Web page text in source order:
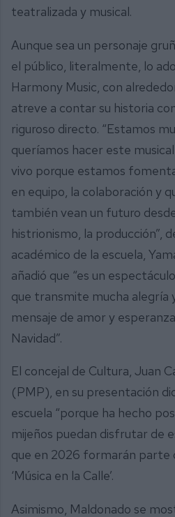
teatralizada y musical.
Aunque sea un personaje
el público, literalmente, lo
Harmony Music, con
atreve a contar su historia
riguroso directo. “Estamos
queríamos hacer este
vivo porque estamos
en equipo, la colaboración y
también vean un futuro
histrionismo, la producción”,
académico de la escuela,
añadió que “es un
que transmite mucha alegría
mensaje de amor y
Navidad”.
El concejal de Cultura, Juan
(PMP), en su presentación
escuela “porque ha hecho
mijeños puedan disfrutar de
que en 2026 formarán parte
‘Música en la Calle’.
Asimismo, Maldonado se